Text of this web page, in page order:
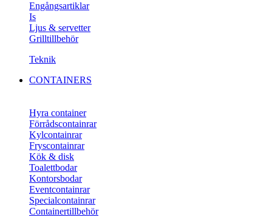
Engångsartiklar
Is
Ljus & servetter
Grilltillbehör
Teknik
CONTAINERS
Hyra container
Förrådscontainrar
Kylcontainrar
Fryscontainrar
Kök & disk
Toalettbodar
Kontorsbodar
Eventcontainrar
Specialcontainrar
Containertillbehör